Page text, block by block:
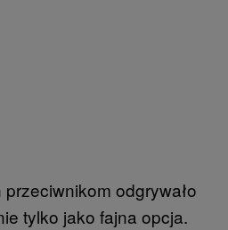
odgrywało
tylko jako fajna opcja.